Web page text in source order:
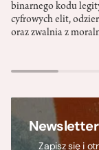
binarnego kodu
cyfrowych elit,
oraz zwalnia z
Zapisz się i